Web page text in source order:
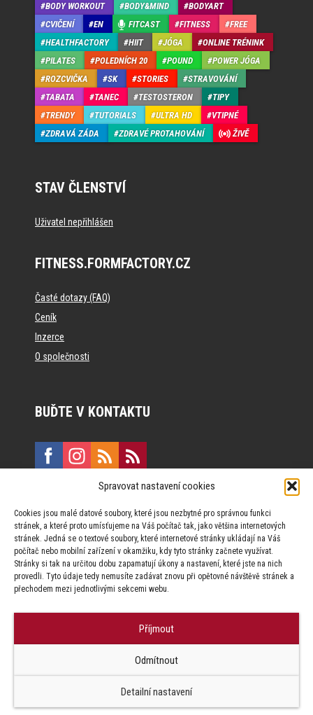
Spravovat nastavení cookies
Cookies jsou malé datové soubory, které jsou nezbytné pro správnou funkci
stránek, a které proto umísťujeme na Váš počítač tak, jako většina internetových
stránek. Jedná se o textové soubory, které internetové stránky ukládají na Váš
počítač nebo mobilní zařízení v okamžiku, kdy tyto stránky začnete využívat.
Stránky si tak na určitou dobu zapamatují úkony a nastavení, které jste na nich
provedli. Tyto údaje tedy nemusíte zadávat znovu při opětovné návštěvě stránek a
přechodem mezi jednotlivými sekcemi webu.
Příjmout
Odmítnout
Detailní nastavení
BODY WORKOUT
BODY&MIND
BODYART
CVIČENÍ
EN FITCAST FITNESS
FREE
HEALTHFACTORY
HIIT JÓGA
ONLINE TRÉNINK
PILATES
POLEDNÍCH 20 POUND
POWER JÓGA
ROZCVIČKA
SK STORIES
STRAVOVÁNÍ
TABATA
TANEC TESTOSTERON
TIPY
TRENDY
TUTORIALS ULTRA HD
VTIPNÉ
ZDRAVÁ ZÁDA
ZDRAVÉ PROTAHOVÁNÍ ŽIVĚ
STAV ČLENSTVÍ
Uživatel nepřihlášen
FITNESS.FORMFACTORY.CZ
Časté dotazy (FAQ)
Ceník
Inzerce
O společnosti
BUĎTE V KONTAKTU
Vinohradská 190, 130 00 Praha 3
Za publikovaný obsah odpovídají jednotliví autoři.
Factory s.r.o. zapovězeno.